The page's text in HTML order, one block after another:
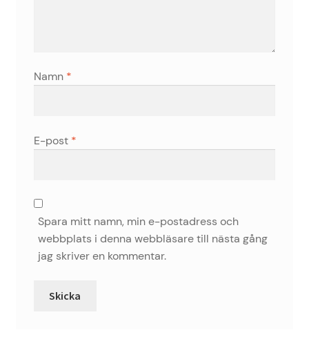
Namn *
E-post *
Spara mitt namn, min e-postadress och
webbplats i denna webbläsare till nästa gång
jag skriver en kommentar.